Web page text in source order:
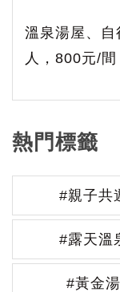
溫泉湯屋、
人，800元/間
熱門標籤
#親子共
#露天溫
#黃金湯